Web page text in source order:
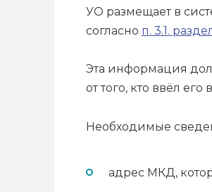
УО размещает в
согласно п. 3.1.
Эта информация
от того, кто ввёл
Необходимые
адрес МКД,